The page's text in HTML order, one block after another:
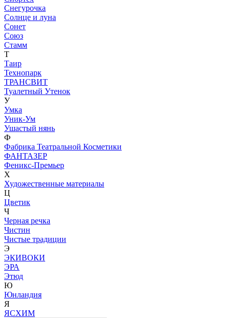
Снегурочка
Солнце и луна
Сонет
Союз
Стамм
Т
Таир
Технопарк
ТРАНСВИТ
Туалетный Утенок
У
Умка
Уник-Ум
Ушастый нянь
Ф
Фабрика Театральной Косметики
ФАНТАЗЕР
Феникс-Премьер
Х
Художественные материалы
Ц
Цветик
Ч
Черная речка
Чистин
Чистые традиции
Э
ЭКИВОКИ
ЭРА
Этюд
Ю
Юнландия
Я
ЯСХИМ